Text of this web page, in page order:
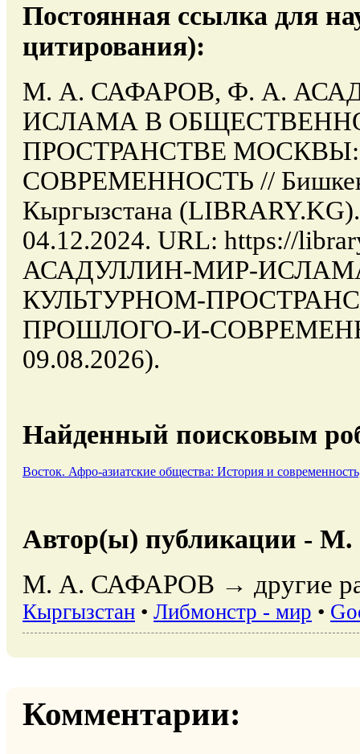
Постоянная ссылка для
цитирования):
М. А. САФАРОВ, Ф. А.
ИСЛАМА В
ПРОСТРАНСТВЕ
СОВРЕМЕННОСТЬ //
Кыргызстана
04.12.2024. URL: https://
АСАДУЛЛИН-МИР-
КУЛЬТУРНОМ-
ПРОШЛОГО-И-
09.08.2026).
Найденный поисковым
Восток. Афро-азиатские общества: История и
Автор(ы) публикации -
М. А. САФАРОВ → другие
Кыргызстан • Либмонстр - мир •
Комментарии: